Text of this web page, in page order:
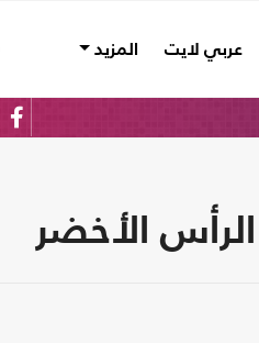
عربي لايت المزيد
الأخضر